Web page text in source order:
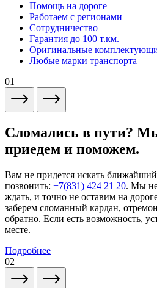
Помощь на дороге
Работаем с регионами
Сотрудничество
Гарантия до 100 т.км.
Оригинальные
Любые марки транспорта
01
Сломались в пути?
приедем и поможем.
Вам не придется искать ближайший
позвонить: +7(831) 424 21 20. Мы не
ждать, и точно не оставим на
заберем сломанный кардан,
обратно. Если есть возможность,
месте.
Подробнее
02